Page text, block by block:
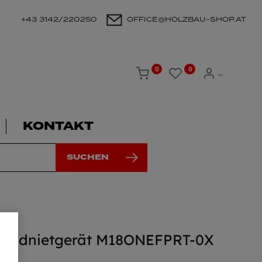
+43 3142/220250 OFFICE@HOLZBAU-SHOP.AT
0 0
KONTAKT
SUCHEN
M18ONEFPRT-0X